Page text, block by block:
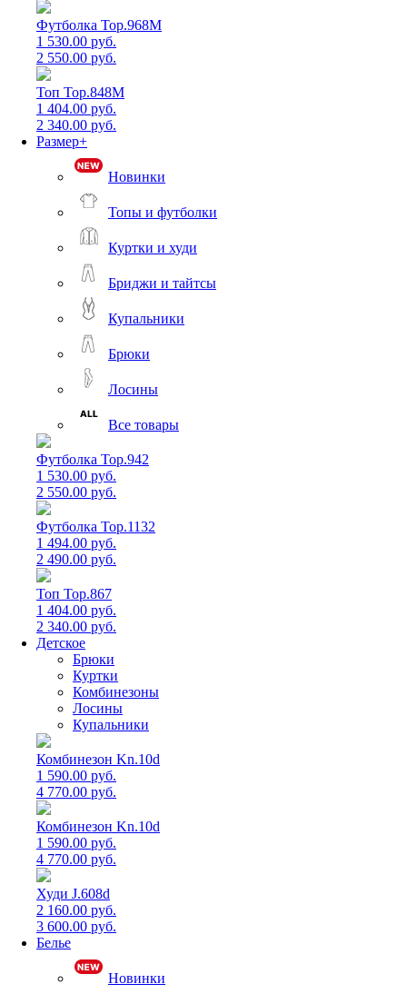
Футболка Top.968M
1 530.00 руб.
2 550.00 руб.
Топ Top.848M
1 404.00 руб.
2 340.00 руб.
Размер+
Новинки
Топы и футболки
Куртки и худи
Бриджи и тайтсы
Купальники
Брюки
Лосины
Все товары
Футболка Top.942
1 530.00 руб.
2 550.00 руб.
Футболка Top.1132
1 494.00 руб.
2 490.00 руб.
Топ Top.867
1 404.00 руб.
2 340.00 руб.
Детское
Брюки
Куртки
Комбинезоны
Лосины
Купальники
Комбинезон Kn.10d
1 590.00 руб.
4 770.00 руб.
Комбинезон Kn.10d
1 590.00 руб.
4 770.00 руб.
Худи J.608d
2 160.00 руб.
3 600.00 руб.
Белье
Новинки